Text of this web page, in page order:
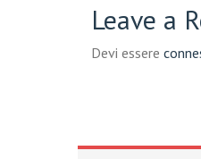
Leave a
Devi essere